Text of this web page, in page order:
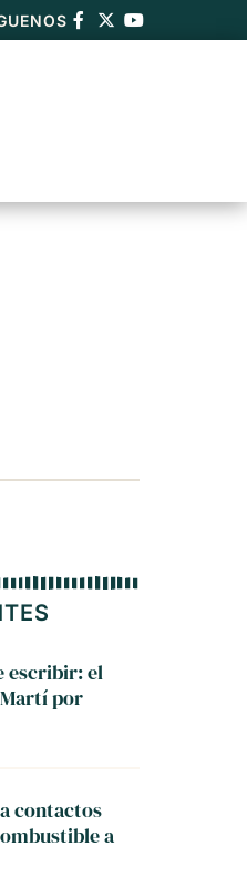
escribir: el
Martí por
contactos
a